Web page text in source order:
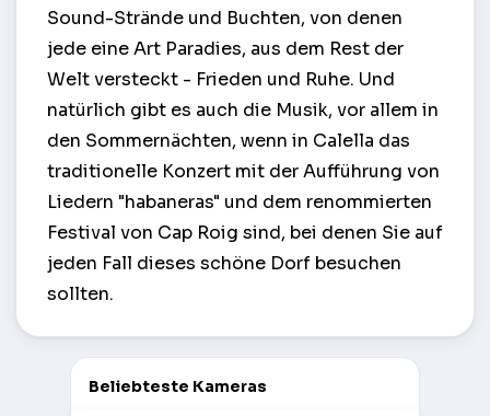
Sound-Strände und Buchten, von denen
jede eine Art Paradies, aus dem Rest der
Welt versteckt - Frieden und Ruhe. Und
natürlich gibt es auch die Musik, vor allem in
den Sommernächten, wenn in Calella das
traditionelle Konzert mit der Aufführung von
Liedern "habaneras" und dem renommierten
Festival von Cap Roig sind, bei denen Sie auf
jeden Fall dieses schöne Dorf besuchen
sollten.
Beliebteste Kameras